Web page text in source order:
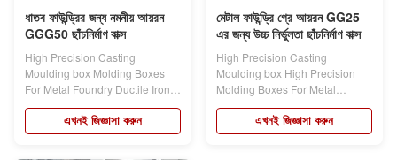
ধাতব ফাউন্ড্রির জন্য নমনীয় আয়রন
GGG50 ছাঁচনির্মাণ বাক্স
High Precision Casting
Moulding box Molding Boxes
For Metal Foundry Ductile Iron
GGG50 For...
এখনই জিজ্ঞাসা করুন
মেটাল ফাউন্ড্রি গ্রে আয়রন GG25
এর জন্য উচ্চ নির্ভুলতা ছাঁচনির্মাণ বাক্স
High Precision Casting
Moulding box High Precision
Molding Boxes For Metal
Foundry Grey Iron GG25...
এখনই জিজ্ঞাসা করুন